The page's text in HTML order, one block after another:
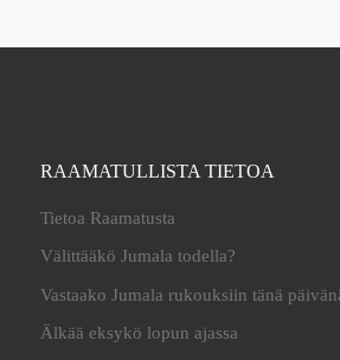
RAAMATULLISTA TIETOA
Tietoa Raamatusta
Välittääkö Jumala todella?
Vastaako Jumala rukouksiin tänä
Älkää eksykö lopun ajassa